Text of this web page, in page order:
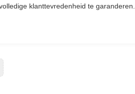
klanttevredenheid te garanderen.